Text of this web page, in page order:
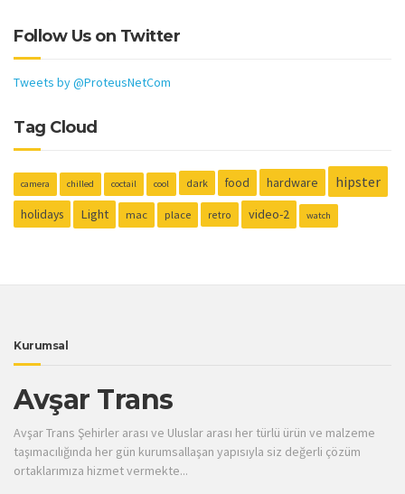
Follow Us on Twitter
Tweets by @ProteusNetCom
Tag Cloud
camera chilled coctail cool dark food hardware hipster
holidays Light mac place retro video-2 watch
Kurumsal
Avşar Trans
Avşar Trans Şehirler arası ve Uluslar arası her türlü ürün ve malzeme
taşımacılığında her gün kurumsallaşan yapısıyla siz değerli çözüm
ortaklarımıza hizmet vermekte...